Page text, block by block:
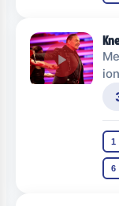
1
6